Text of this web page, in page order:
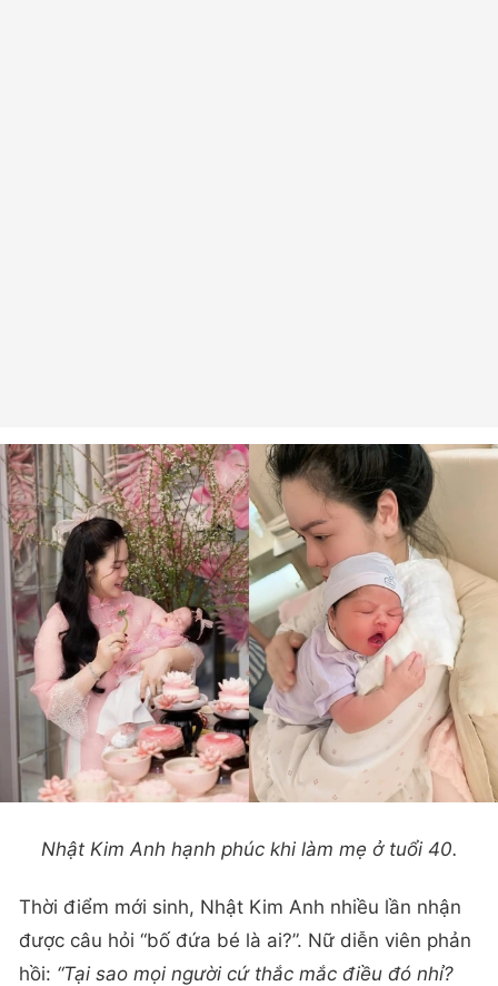
Nhật Kim Anh hạnh phúc khi làm mẹ ở tuổi 40.
Thời điểm mới sinh, Nhật Kim Anh nhiều lần nhận
được câu hỏi “bố đứa bé là ai?”. Nữ diễn viên phản
hồi: “Tại sao mọi người cứ thắc mắc điều đó nhỉ?